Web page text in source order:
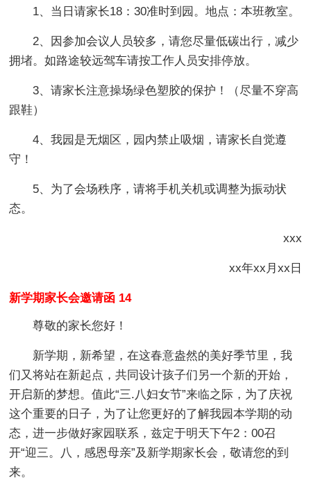
1、当日请家长18：30准时到园。地点：本班教室。
2、因参加会议人员较多，请您尽量低碳出行，减少
拥堵。如路途较远驾车请按工作人员安排停放。
3、请家长注意操场绿色塑胶的保护！（尽量不穿高
跟鞋）
4、我园是无烟区，园内禁止吸烟，请家长自觉遵
守！
5、为了会场秩序，请将手机关机或调整为振动状
态。
xxx
xx年xx月xx日
新学期家长会邀请函 14
尊敬的家长您好！
新学期，新希望，在这春意盎然的美好季节里，我
们又将站在新起点，共同设计孩子们另一个新的开始，
开启新的梦想。值此“三.八妇女节”来临之际，为了庆祝
这个重要的日子，为了让您更好的了解我园本学期的动
态，进一步做好家园联系，兹定于明天下午2：00召
开“迎三。八，感恩母亲”及新学期家长会，敬请您的到
来。